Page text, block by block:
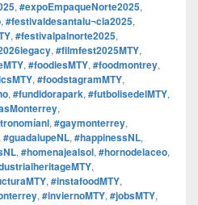
, #expoEmpaqueNorte2025,
, #festivaldesantalu¬cia2025,
, #festivalpalnorte2025,
, #filmfest2025MTY,
, #foodiesMTY, #foodmontrey,
, #foodstagramMTY,
, #fundidorapark, #futbolisedelMTY,
,
, #gaymonterrey,
#guadalupeNL, #happinessNL,
, #homenajealsol, #hornodelaceo,
,
, #instafoodMTY,
, #inviernoMTY, #jobsMTY,